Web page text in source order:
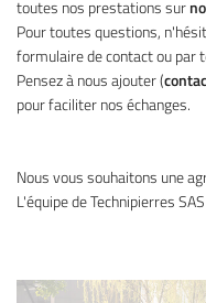
toutes nos prestations sur
Pour toutes questions,
formulaire de contact ou par
Pensez à nous ajouter (
pour faciliter nos échanges.
Nous vous souhaitons une
L'équipe de Technipierres SAS